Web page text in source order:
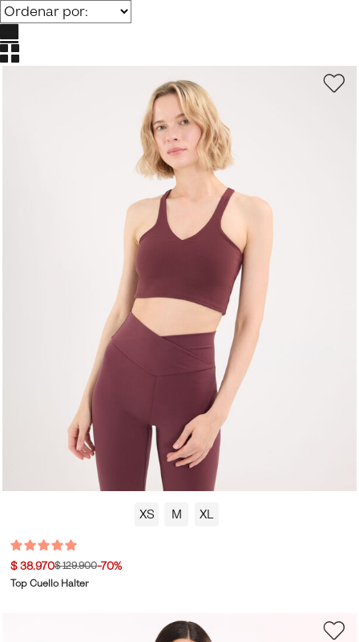
XS M XL
$ 38.970$ 129.900-70%
Top Cuello Halter